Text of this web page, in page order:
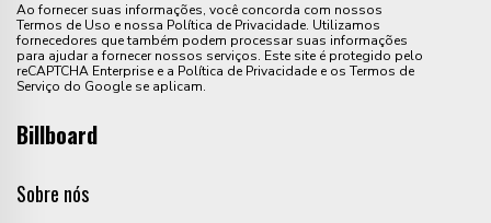
Ao fornecer suas informações, você concorda com nossos
Termos de Uso e nossa Política de Privacidade. Utilizamos
fornecedores que também podem processar suas informações
para ajudar a fornecer nossos serviços. Este site é protegido pelo
reCAPTCHA Enterprise e a Política de Privacidade e os Termos de
Serviço do Google se aplicam.
Billboard
Sobre nós